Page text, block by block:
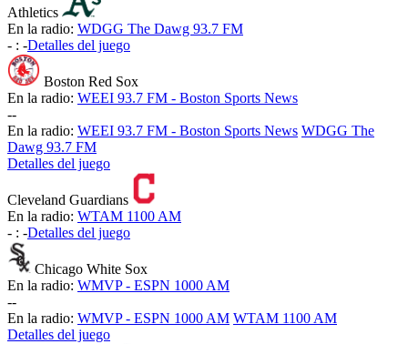
Athletics
En la radio: WDGG The Dawg 93.7 FM
- : -Detalles del juego
Boston Red Sox
En la radio: WEEI 93.7 FM - Boston Sports News
--
En la radio: WEEI 93.7 FM - Boston Sports News WDGG The
Dawg 93.7 FM
Detalles del juego
Cleveland Guardians
En la radio: WTAM 1100 AM
- : -Detalles del juego
Chicago White Sox
En la radio: WMVP - ESPN 1000 AM
--
En la radio: WMVP - ESPN 1000 AM WTAM 1100 AM
Detalles del juego